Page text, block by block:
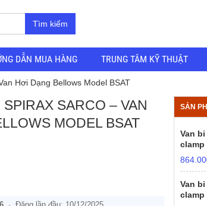
Tìm kiếm
DẪN MUA HÀNG TRUNG TÂM KỸ THUẬT
Hơi Dạng Bellows Model BSAT
SARCO – VAN
MODEL BSAT
SẢN
Van
clamp
Van
clamp